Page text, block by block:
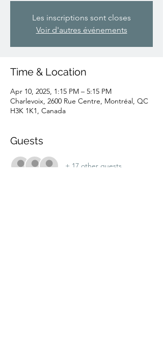
Les inscriptions sont closes
Voir d'autres événements
Time & Location
Apr 10, 2025, 1:15 PM – 5:15 PM
Charlevoix, 2600 Rue Centre, Montréal, QC
H3K 1K1, Canada
Guests
+ 17 other guests